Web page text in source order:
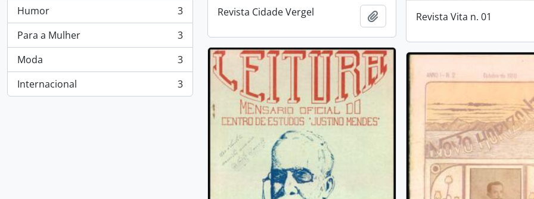
Humor
, 3 resultados
3
Para a Mulher
, 3 resultados
3
Moda
, 3 resultados
3
Internacional
, 3 resultados 3
Revista Vita n. 01
Revista Cidade Vergel Añadir al portapapeles